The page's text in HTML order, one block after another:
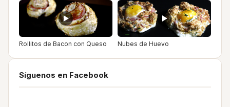
Rollitos de Bacon con Queso Nubes de Huevo
Síguenos en Facebook